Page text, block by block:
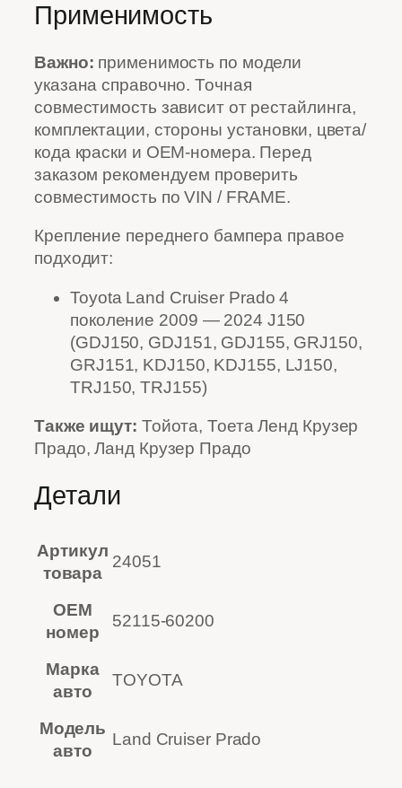
Применимость
Важно: применимость по модели
указана справочно. Точная
совместимость зависит от рестайлинга,
комплектации, стороны установки, цвета/
кода краски и OEM-номера. Перед
заказом рекомендуем проверить
совместимость по VIN / FRAME.
Крепление переднего бампера правое
подходит:
Toyota Land Cruiser Prado 4
поколение 2009 — 2024 J150
(GDJ150, GDJ151, GDJ155, GRJ150,
GRJ151, KDJ150, KDJ155, LJ150,
TRJ150, TRJ155)
Также ищут: Тойота, Тоета Ленд Крузер
Прадо, Ланд Крузер Прадо
Детали
Артикул
товара
24051
OEM
номер
52115-60200
Марка
авто
TOYOTA
Модель
авто
Land Cruiser Prado